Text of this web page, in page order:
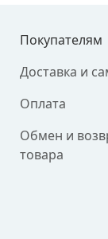
Покупателям
Доставка и
Оплата
Обмен и
товара